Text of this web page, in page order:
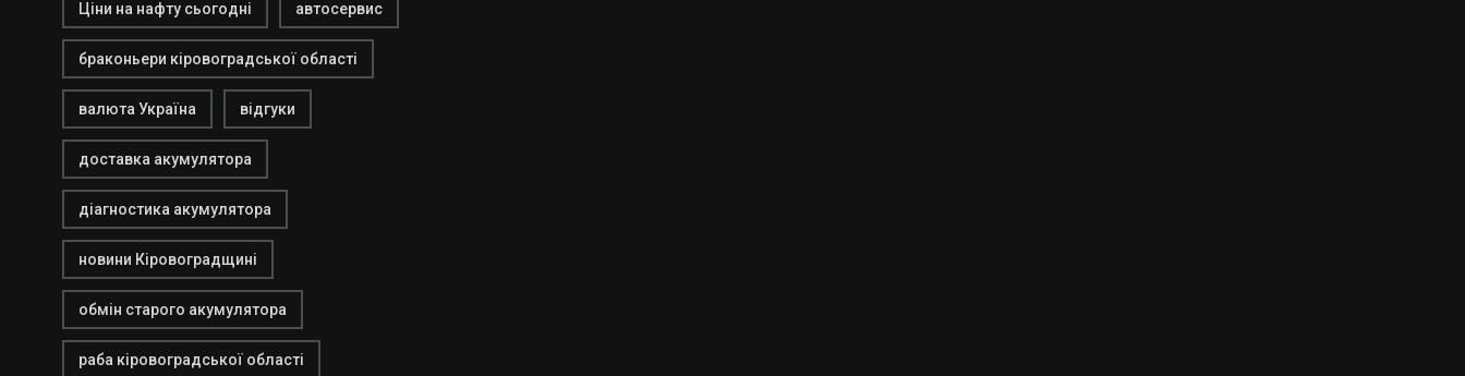
Ціни на нафту сьогодні автосервис
браконьери кіровоградської області
валюта Україна відгуки
доставка акумулятора
діагностика акумулятора
новини Кіровоградщині
обмін старого акумулятора
раба кіровоградської області